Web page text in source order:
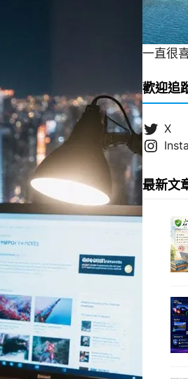
一直很
歡迎追
X
最新文